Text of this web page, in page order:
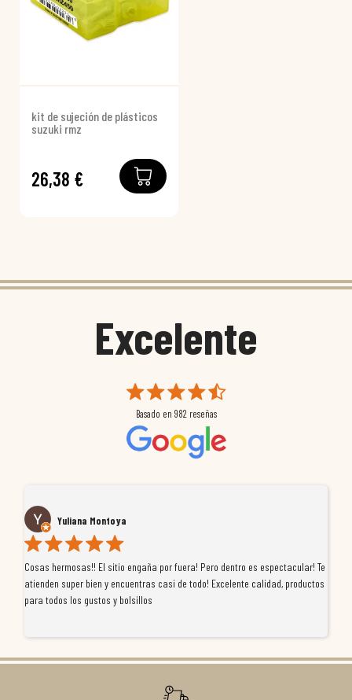
kit de sujeción de plásticos
suzuki rmz
26,38 €
Excelente
Basado en 982 reseñas
Yuliana Montoya
Cosas hermosas!! El sitio engaña por fuera! Pero dentro es espectacular! Te
atienden super bien y encuentras casi de todo! Excelente calidad, productos
para todos los gustos y bolsillos